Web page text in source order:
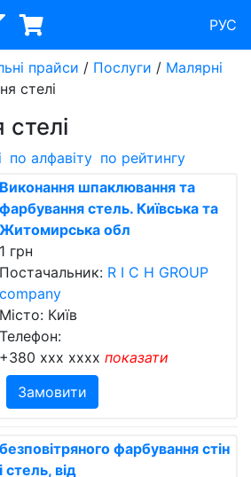
РУС
прайси / Послуги / Малярні
стелі
по алфавіту по рейтингу
Виконання шпаклювання та
фарбування стель. Київська та
Житомирська обл
1 грн
Постачальник: R I C H GROUP
company
Місто: Київ
Телефон:
+380 xxx xxxx показати
Замовити
безповітряного фарбування стін
і стель, від